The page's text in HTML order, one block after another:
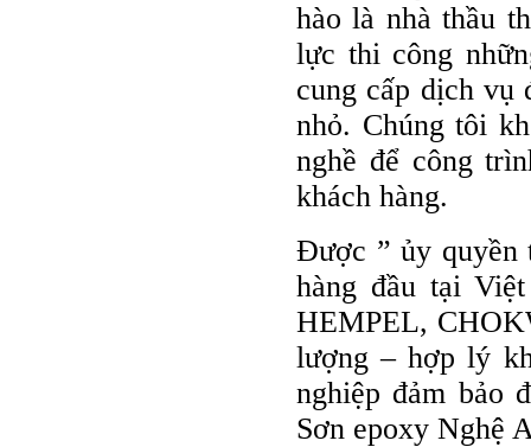
hào là nhà thầu
lực thi công
cung cấp dịch vụ
nhỏ. Chúng tôi
nghề để công
khách hàng.
Được ” ủy quyền
hàng đầu tại
HEMPEL,
lượng – hợp lý
nghiệp đảm bảo
Sơn epoxy Nghệ